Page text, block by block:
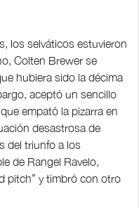
los selváticos estuvieron
Colten Brewer se
hubiera sido la décima
aceptó un sencillo
empató la pizarra en
desastrosa de
del triunfo a los
de Rangel Ravelo,
pitch” y timbró con otro